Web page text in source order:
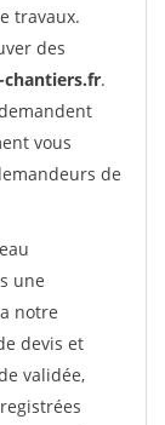
travaux.
des
.
vous
de
une
notre
devis et
validée,